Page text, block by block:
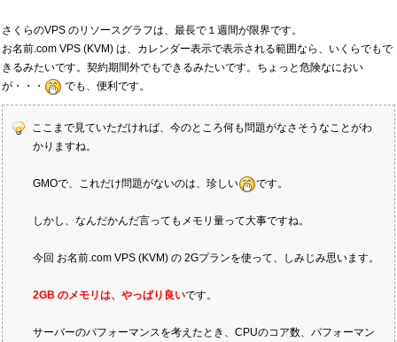
さくらのVPS のリソースグラフは、最長で１週間が限界です。
お名前.com VPS (KVM) は、カレンダー表示で表示される範囲なら、いくらでもで
きるみたいです。契約期間外でもできるみたいです。ちょっと危険なにおい
が・・・
でも、便利です。
ここまで見ていただければ、今のところ何も問題がなさそうなことがわ
かりますね。
GMOで、これだけ問題がないのは、珍しい です。
しかし、なんだかんだ言ってもメモリ量って大事ですね。
今回 お名前.com VPS (KVM) の 2Gプランを使って、しみじみ思います。
2GB のメモリは、やっぱり良いです。
サーバーのパフォーマンスを考えたとき、CPUのコア数、パフォーマン